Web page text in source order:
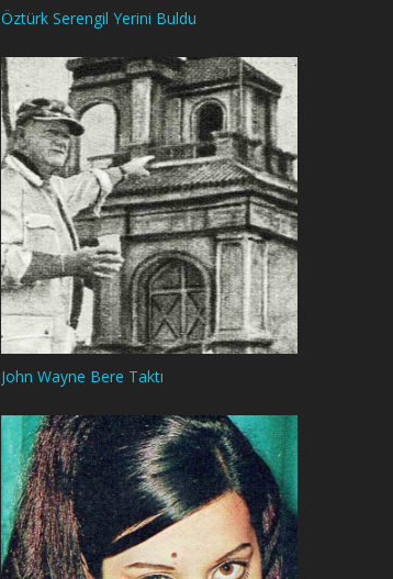
Öztürk Serengil Yerini Buldu
John Wayne Bere Taktı